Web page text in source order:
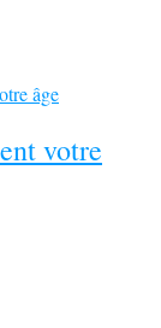
votre